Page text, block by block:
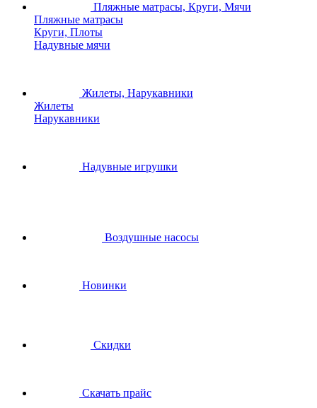
Пляжные матрасы, Круги, Мячи
Пляжные матрасы
Круги, Плоты
Надувные мячи
Жилеты, Нарукавники
Жилеты
Нарукавники
Надувные игрушки
Воздушные насосы
Новинки
Скидки
Скачать прайс